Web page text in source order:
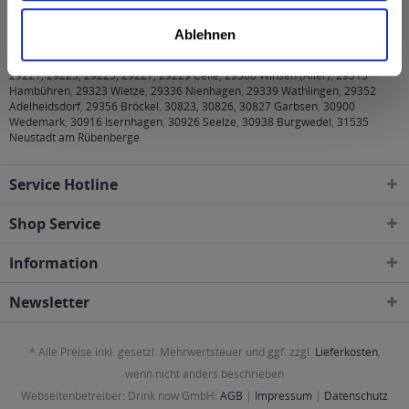
Ablehnen
folgenden Regionen, Städten, Orten und Postleitzahl-
29221, 29223, 29225, 29227, 29229 Celle,29308 Winsen (Aller),29313
Hambühren, 29323 Wietze, 29336 Nienhagen, 29339 Wathlingen, 29352
Adelheidsdorf, 29356 Bröckel, 30823, 30826, 30827 Garbsen, 30900
Wedemark, 30916 Isernhagen, 30926 Seelze, 30938 Burgwedel, 31535
Neustadt am Rübenberge
Service Hotline
Shop Service
Information
Newsletter
* Alle Preise inkl. gesetzl. Mehrwertsteuer und ggf. zzgl. Lieferkosten,
wenn nicht anders beschrieben
Webseitenbetreiber: Drink now GmbH: AGB | Impressum | Datenschutz